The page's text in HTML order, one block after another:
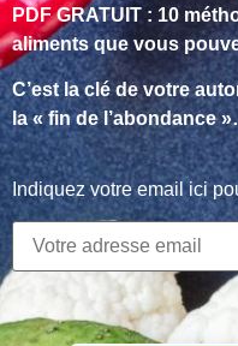
PDF GRATUIT : 10
aliments que vous
C’est la clé de votre
la « fin de l’abondance
Indiquez votre email ici